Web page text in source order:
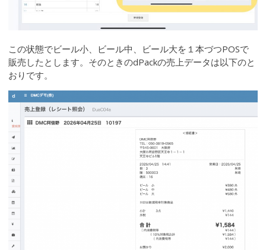
この状態でビール小、ビール中、ビール大を１本づつPOSで
販売したとします。そのときのdPackの売上データは以下のと
おりです。